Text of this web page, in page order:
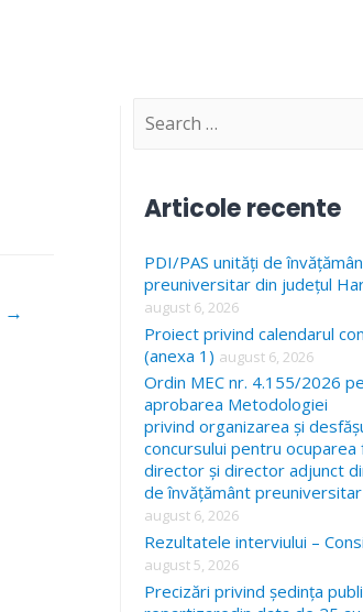
→
S
c
h
f
o
r
:
Articole recente
PDI/PAS unități de
preuniversitar din județul
august 6, 2026
Proiect privind calendarul
(anexa 1) august 6, 2026
Ordin MEC nr. 4.155/2026
aprobarea Metodologiei
privind organizarea și
concursului pentru ocuparea
director și director adjunct
de învățământ
august 6, 2026
Rezultatele interviului –
august 5, 2026
Precizări privind ședința